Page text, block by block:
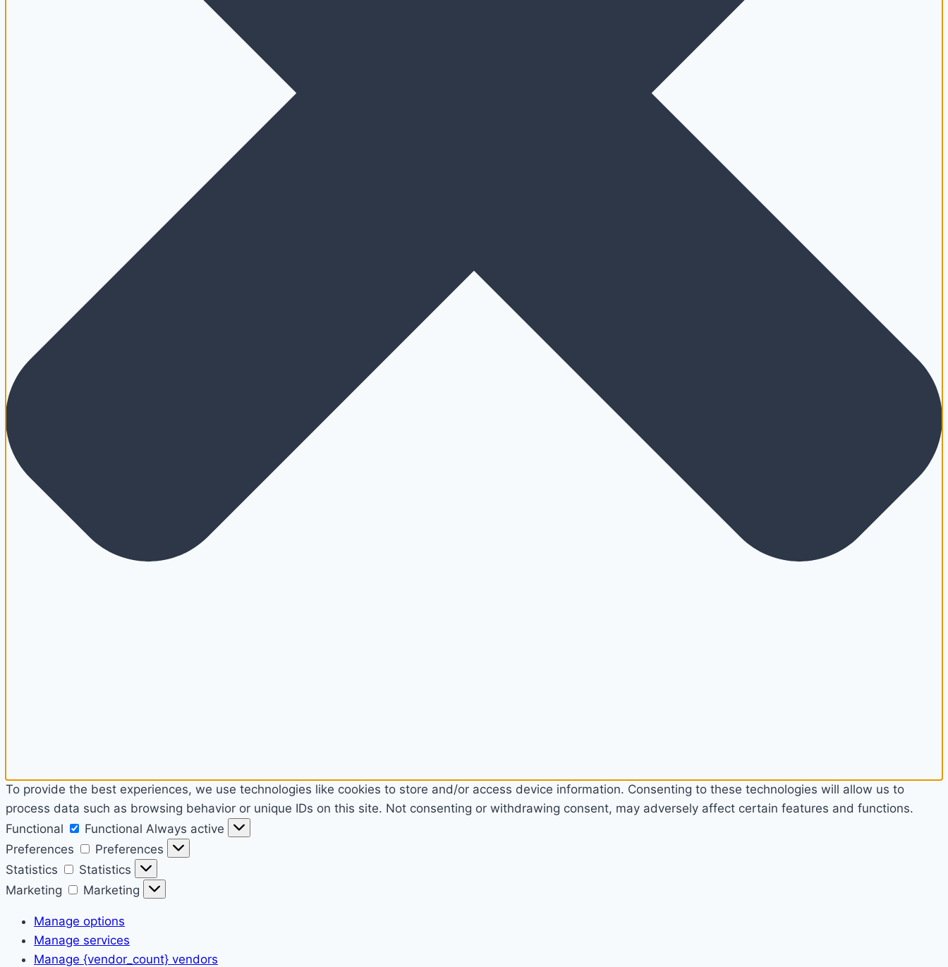
To provide the best experiences, we use technologies like cookies to store and/or access device information. Consenting to these technologies will allow us to
process data such as browsing behavior or unique IDs on this site. Not consenting or withdrawing consent, may adversely affect certain features and functions.
Functional
Functional Always active
Preferences
Preferences
Statistics
Statistics
Marketing
Marketing
Manage options
Manage services
Manage {vendor_count} vendors